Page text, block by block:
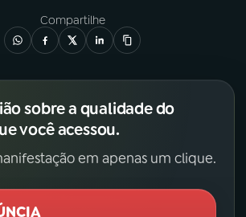
Compartilhe
sobre a qualidade do
você acessou.
em apenas um clique.